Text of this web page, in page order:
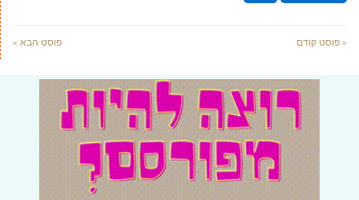
« פוסט קודם פוסט הבא »